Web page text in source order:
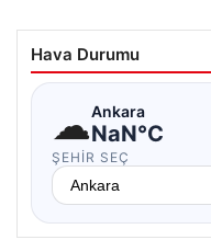
Hava Durumu
☁Ankara
NaN°C
ŞEHIR SEÇ